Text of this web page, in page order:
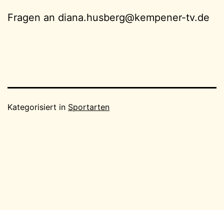
Fragen an @kempener-tv.de
grebsuh.anaid
Kategorisiert in Sportarten